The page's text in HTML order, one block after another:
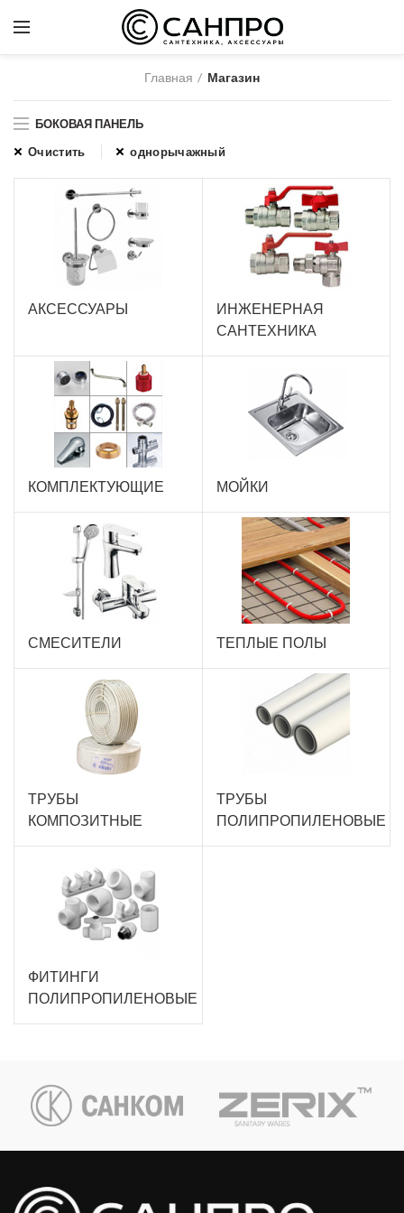
Главная Магазин
БОКОВАЯ ПАНЕЛЬ
Очистить
однорычажный
АКСЕССУАРЫ
ИНЖЕНЕРНАЯ
САНТЕХНИКА
КОМПЛЕКТУЮЩИЕ МОЙКИ
СМЕСИТЕЛИ ТЕПЛЫЕ ПОЛЫ
ТРУБЫ
КОМПОЗИТНЫЕ
ТРУБЫ
ПОЛИПРОПИЛЕНОВЫЕ
ФИТИНГИ
ПОЛИПРОПИЛЕНОВЫЕ